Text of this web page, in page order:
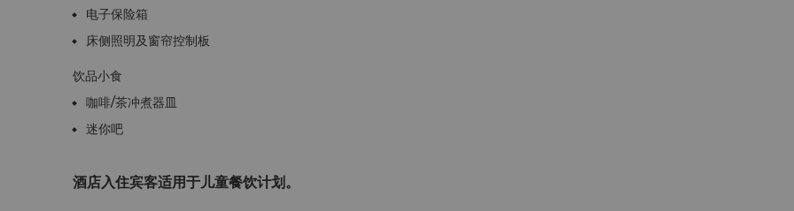
电子保险箱
床侧照明及窗帘控制板
饮品小食
咖啡/茶冲煮器皿
迷你吧
酒店入住宾客适用于儿童餐饮计划。